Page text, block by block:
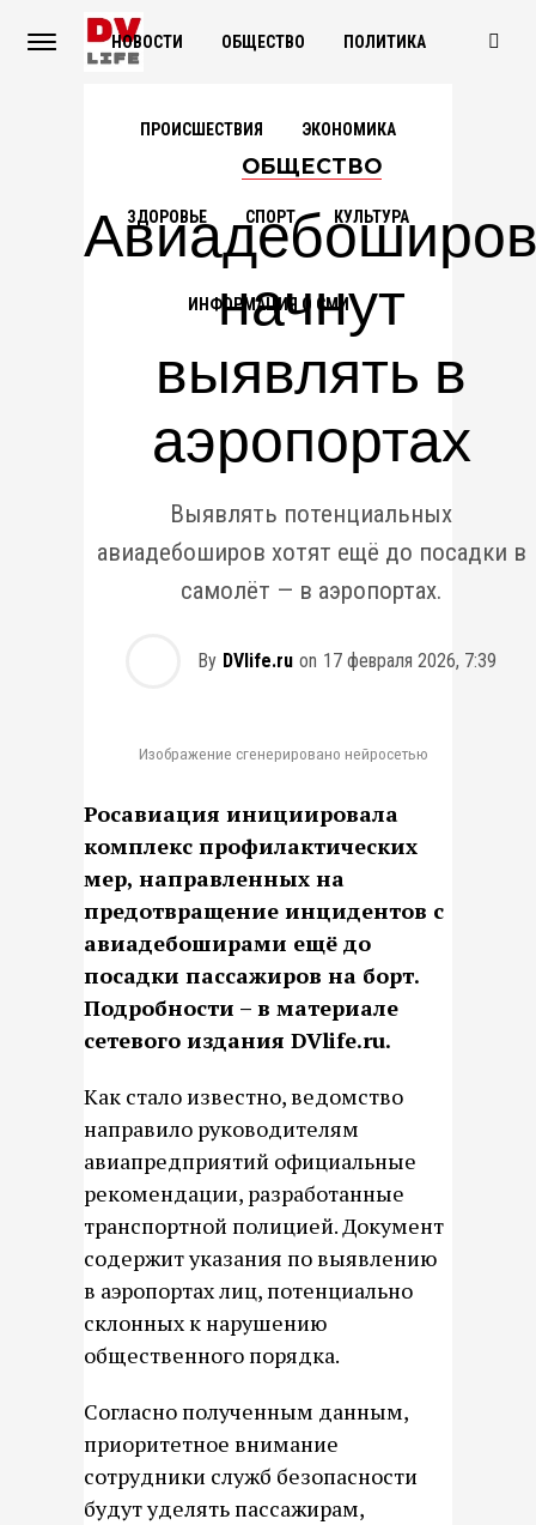
НОВОСТИ ОБЩЕСТВО ПОЛИТИКА
ПРОИСШЕСТВИЯ ЭКОНОМИКА
ЗДОРОВЬЕ СПОРТ КУЛЬТУРА
ИНФОРМАЦИЯ О СМИ
ОБЩЕСТВО
начнут
выявлять в
аэропортах
Выявлять потенциальных
авиадебоширов хотят ещё до посадки в
самолёт — в аэропортах.
By DVlife.ru on 17 февраля 2026, 7:39
Изображение сгенерировано нейросетью
Росавиация инициировала
комплекс профилактических
мер, направленных на
предотвращение инцидентов с
авиадебоширами ещё до
посадки пассажиров на борт.
Подробности – в материале
сетевого издания DVlife.ru.
Как стало известно, ведомство
направило руководителям
авиапредприятий официальные
рекомендации, разработанные
транспортной полицией. Документ
содержит указания по выявлению
в аэропортах лиц, потенциально
склонных к нарушению
общественного порядка.
Согласно полученным данным,
приоритетное внимание
сотрудники служб безопасности
будут уделять пассажирам,